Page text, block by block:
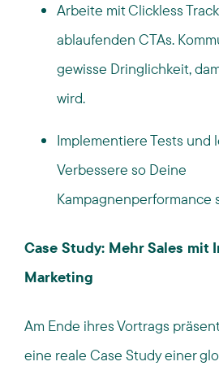
Arbeite mit Clickless
ablaufenden CTAs.
gewisse Dringlichkeit,
wird.
Implementiere Tests und
Verbessere so Deine
Kampagnenperformance
Case Study: Mehr Sales mit
Marketing
Am Ende ihres Vortrags
eine reale Case Study einer